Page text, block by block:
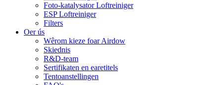
Foto-katalysator Loftreiniger
ESP Loftreiniger
Filters
Oer ús
Wêrom kieze foar Airdow
Skiednis
R&D-team
Sertifikaten en earetitels
Tentoanstellingen